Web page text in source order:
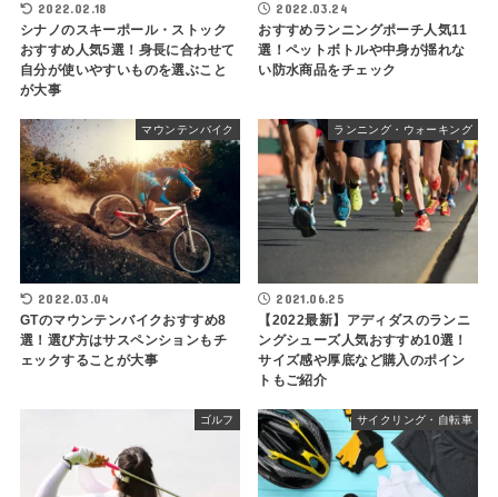
2022.02.18
シナノのスキーポール・ストック
おすすめ人気5選！身長に合わせて
自分が使いやすいものを選ぶこと
が大事
2022.03.24
おすすめランニングポーチ人気11
選！ペットボトルや中身が揺れな
い防水商品をチェック
マウンテンバイク
2022.03.04
GTのマウンテンバイクおすすめ8
選！選び方はサスペンションもチ
ェックすることが大事
ランニング・ウォーキング
2021.06.25
【2022最新】アディダスのランニ
ングシューズ人気おすすめ10選！
サイズ感や厚底など購入のポイン
トもご紹介
ゴルフ サイクリング・自転車